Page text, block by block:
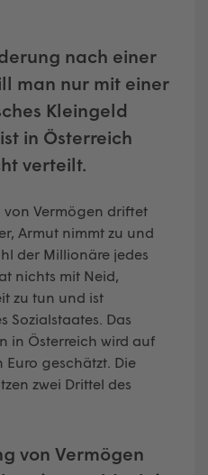
nach einer
man nur mit einer
Kleingeld
in Österreich
verteilt.
von Vermögen driftet
Armut nimmt zu und
der Millionäre jedes
nichts mit Neid,
zu tun und ist
Sozialstaates. Das
in Österreich wird auf
Euro geschätzt. Die
zwei Drittel des
von Vermögen